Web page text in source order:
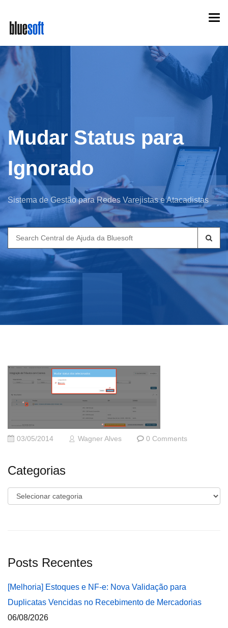
main
content
Mudar Status para
Ignorado
Sistema de Gestão para Redes Varejistas e Atacadistas
Search
for:
03/05/2014 Wagner Alves 0 Comments
Categorias
Categorias
Posts Recentes
[Melhoria] Estoques e NF-e: Nova Validação para
Duplicatas Vencidas no Recebimento de Mercadorias
06/08/2026